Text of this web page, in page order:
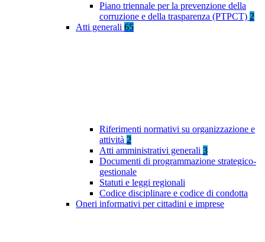
Piano triennale per la prevenzione della
corruzione e della trasparenza (PTPCT) 2
Atti generali 65
Riferimenti normativi su organizzazione e
attività 2
Atti amministrativi generali 3
Documenti di programmazione strategico-
gestionale
Statuti e leggi regionali
Codice disciplinare e codice di condotta
Oneri informativi per cittadini e imprese